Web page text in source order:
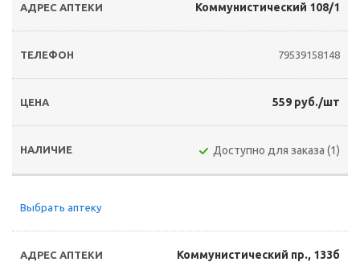
Коммунистический 108/1
79539158148
559 руб./шт
Доступно для заказа (1)
Выбрать аптеку
Коммунистический пр., 133б